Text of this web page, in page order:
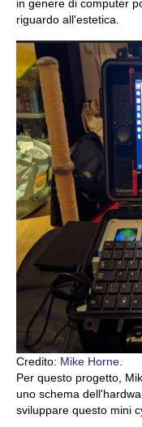
in genere di computer
riguardo all'estetica.
Credito: Mike Horne.
Per questo progetto,
uno schema
sviluppare questo mini